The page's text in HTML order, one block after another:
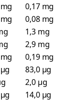
0,17 mg
0,08 mg
1,3 mg
2,9 mg
0,19 mg
83,0 µg
2,0 µg
14,0 µg